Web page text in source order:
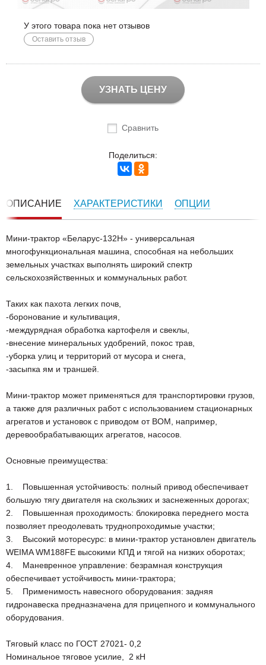
У этого товара пока нет отзывов
Оставить отзыв
УЗНАТЬ ЦЕНУ
Сравнить
Поделиться:
ОПИСАНИЕ ХАРАКТЕРИСТИКИ ОПЦИИ
Мини-трактор «Беларус-132Н» - универсальная
многофункциональная машина, способная на небольших
земельных участках выполнять широкий спектр
сельскохозяйственных и коммунальных работ.
Таких как пахота легких почв,
-боронование и культивация,
-междурядная обработка картофеля и свеклы,
-внесение минеральных удобрений, покос трав,
-уборка улиц и территорий от мусора и снега,
-засыпка ям и траншей.
Мини-трактор может применяться для транспортировки грузов,
а также для различных работ с использованием стационарных
агрегатов и установок с приводом от ВОМ, например,
деревообрабатывающих агрегатов, насосов.
Основные преимущества:
1. Повышенная устойчивость: полный привод обеспечивает
большую тягу двигателя на скользких и заснеженных дорогах;
2. Повышенная проходимость: блокировка переднего моста
позволяет преодолевать труднопроходимые участки;
3. Высокий моторесурс: в мини-трактор установлен двигатель
WEIMA WM188FE высокими КПД и тягой на низких оборотах;
4. Маневренное управление: безрамная конструкция
обеспечивает устойчивость мини-трактора;
5. Применимость навесного оборудования: задняя
гидронавеска предназначена для прицепного и коммунального
оборудования.
Тяговый класс по ГОСТ 27021- 0,2
Номинальное тяговое усилие, 2 кН